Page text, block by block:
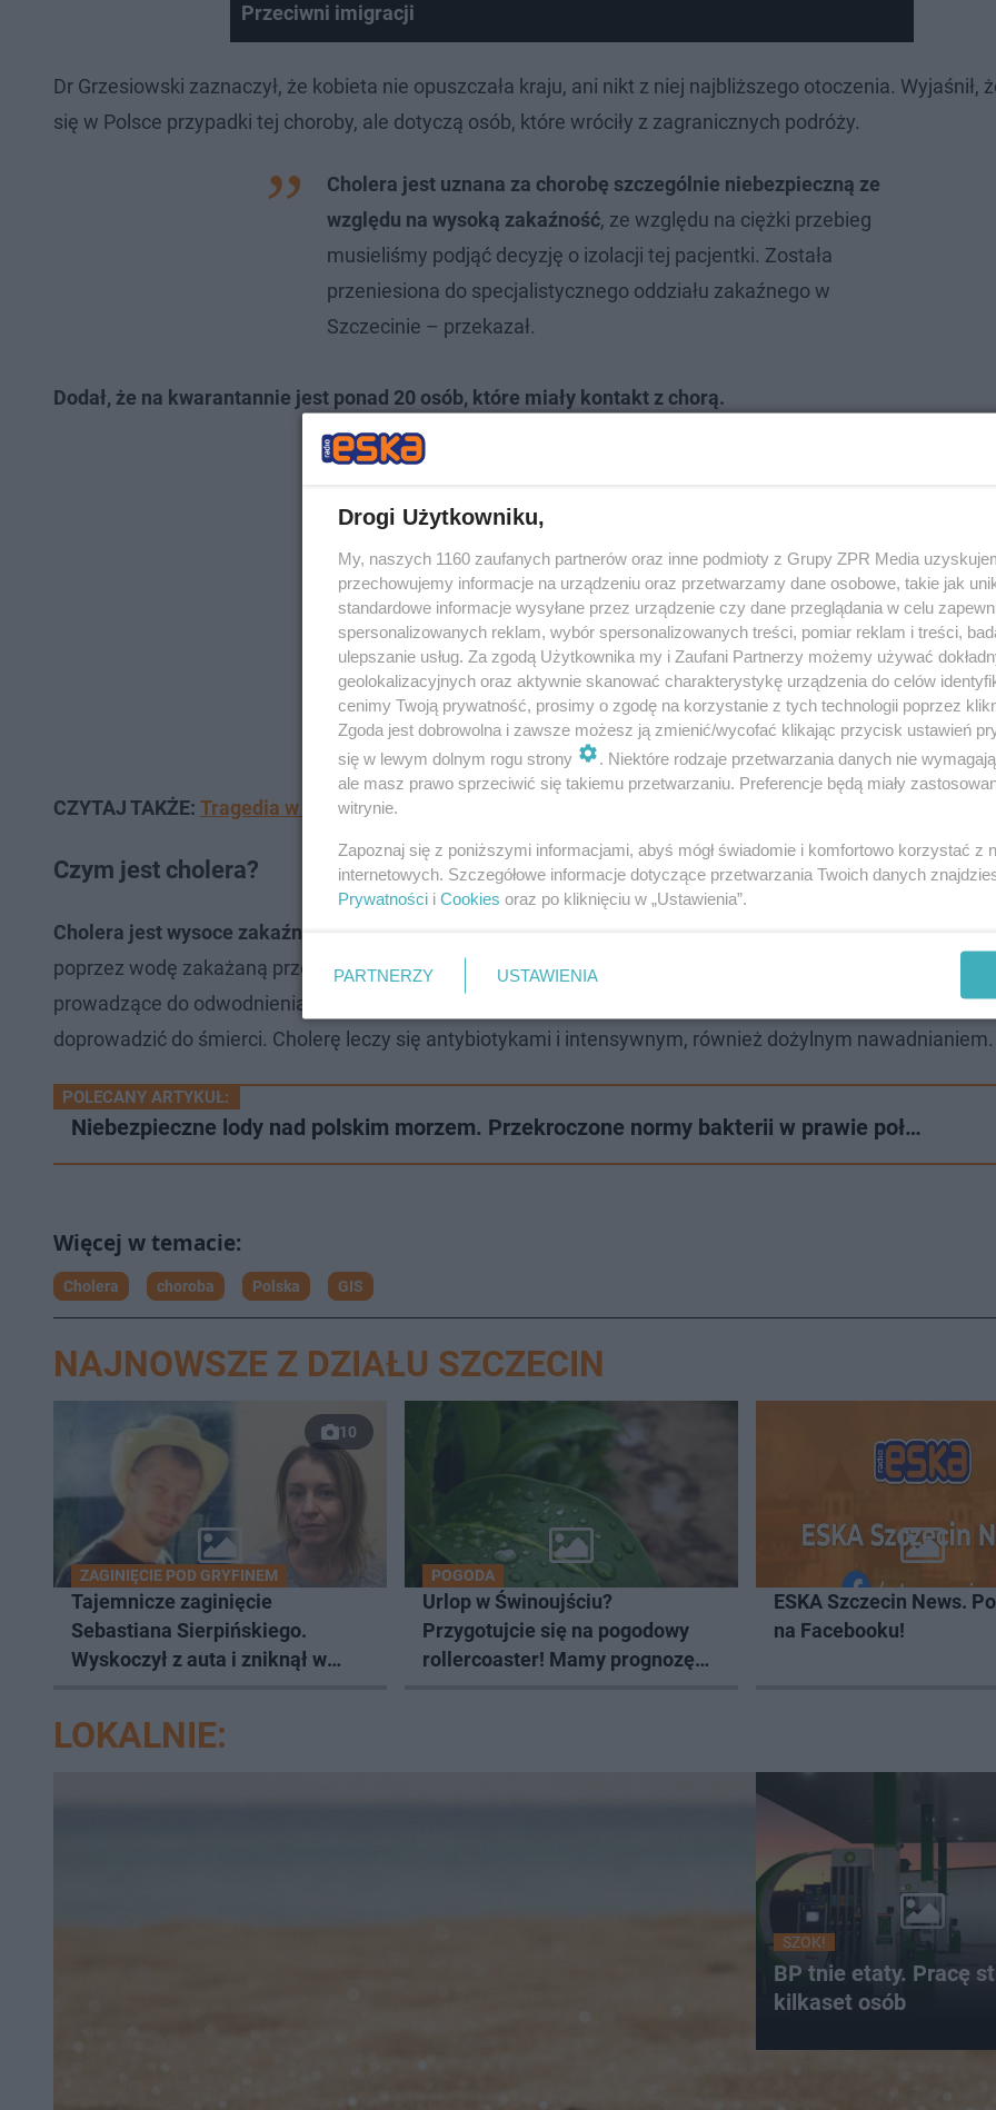
Przeciwni imigracji
Dr Grzesiowski zaznaczył, że kobieta nie opuszczała kraju, ani nikt z niej najbliższego otoczenia. Wyjaśnił,
się w Polsce przypadki tej choroby, ale dotyczą osób, które wróciły z zagranicznych podróży.
Cholera jest uznana za chorobę szczególnie niebezpieczną ze
względu na wysoką zakaźność, ze względu na ciężki przebieg
musieliśmy podjąć decyzję o izolacji tej pacjentki. Została
przeniesiona do specjalistycznego oddziału zakaźnego w
Szczecinie – przekazał.
Dodał, że na kwarantannie jest ponad 20 osób, które miały kontakt z chorą.
CZYTAJ TAKŻE: Tragedia w Międzyzdrojach. Mężczyzna utonął w Bałtyku
Czym jest cholera?
Cholera jest wysoce zakaźną chorobą wywoływaną przez bakterię
poprzez wodę zakażaną przez chorych i nosicieli. Jej głównym objawem jest ostra, wodnista biegunka i
prowadzące do odwodnienia organizmu. Bez odpowiedniej terapii może w ciągu zaledwie kilkunastu
doprowadzić do śmierci. Cholerę leczy się antybiotykami i intensywnym, również dożylnym nawadnianiem.
POLECANY ARTYKUŁ:
Niebezpieczne lody nad polskim morzem. Przekroczone normy bakterii w prawie poł…
Cholera choroba Polska GIS
NAJNOWSZE Z DZIAŁU SZCZECIN
10
ZAGINIĘCIE POD GRYFINEM
Tajemnicze zaginięcie
Sebastiana Sierpińskiego.
Wyskoczył z auta i zniknął w
POGODA
Urlop w Świnoujściu?
Przygotujcie się na pogodowy
rollercoaster! Mamy prognozę
ESKA Szczecin News.
na Facebooku!
LOKALNIE:
SZOK!
BP tnie etaty. Pracę
kilkaset osób
Drogi Użytkowniku,
My, naszych 1160 zaufanych partnerów oraz inne podmioty z Grupy ZPR Media
przechowujemy informacje na urządzeniu oraz przetwarzamy dane osobowe, takie jak
standardowe informacje wysyłane przez urządzenie czy dane przeglądania w celu
spersonalizowanych reklam, wybór spersonalizowanych treści, pomiar reklam i treści,
ulepszanie usług. Za zgodą Użytkownika my i Zaufani Partnerzy możemy używać
geolokalizacyjnych oraz aktywnie skanować charakterystykę urządzenia do celów
cenimy Twoją prywatność, prosimy o zgodę na korzystanie z tych technologii poprzez
Zgoda jest dobrowolna i zawsze możesz ją zmienić/wycofać klikając przycisk ustawień
się w lewym dolnym rogu strony
. Niektóre rodzaje przetwarzania danych nie
ale masz prawo sprzeciwić się takiemu przetwarzaniu. Preferencje będą miały
witrynie.
Zapoznaj się z poniższymi informacjami, abyś mógł świadomie i komfortowo korzystać z
internetowych. Szczegółowe informacje dotyczące przetwarzania Twoich danych
Prywatności i Cookies oraz po kliknięciu w „Ustawienia”.
PARTNERZY USTAWIENIA